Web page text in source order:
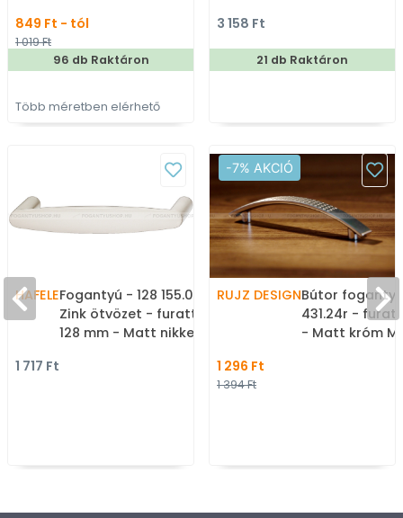
849 Ft - tól
1 019 Ft
96 db Raktáron
Több méretben elérhető
fém gombfogantyú,
bútorgomb
3 158 Ft
21 db Raktáron
HAFELEFogantyú - 128 155.00
Zink ötvözet - furattáv
128 mm - Matt nikkel
1 717 Ft
-7% AKCIÓ
RUJZ DESIGNBútor
431.24r -
- Matt króm
1 296 Ft
1 394 Ft